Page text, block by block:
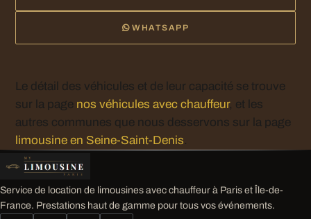
WHATSAPP
Le détail des véhicules et de leur capacité se trouve
sur la page nos véhicules avec chauffeur, et les
autres communes que nous desservons sur la page
limousine en Seine-Saint-Denis.
Service de location de limousines avec chauffeur à Paris et Île-de-
France. Prestations haut de gamme pour tous vos événements.